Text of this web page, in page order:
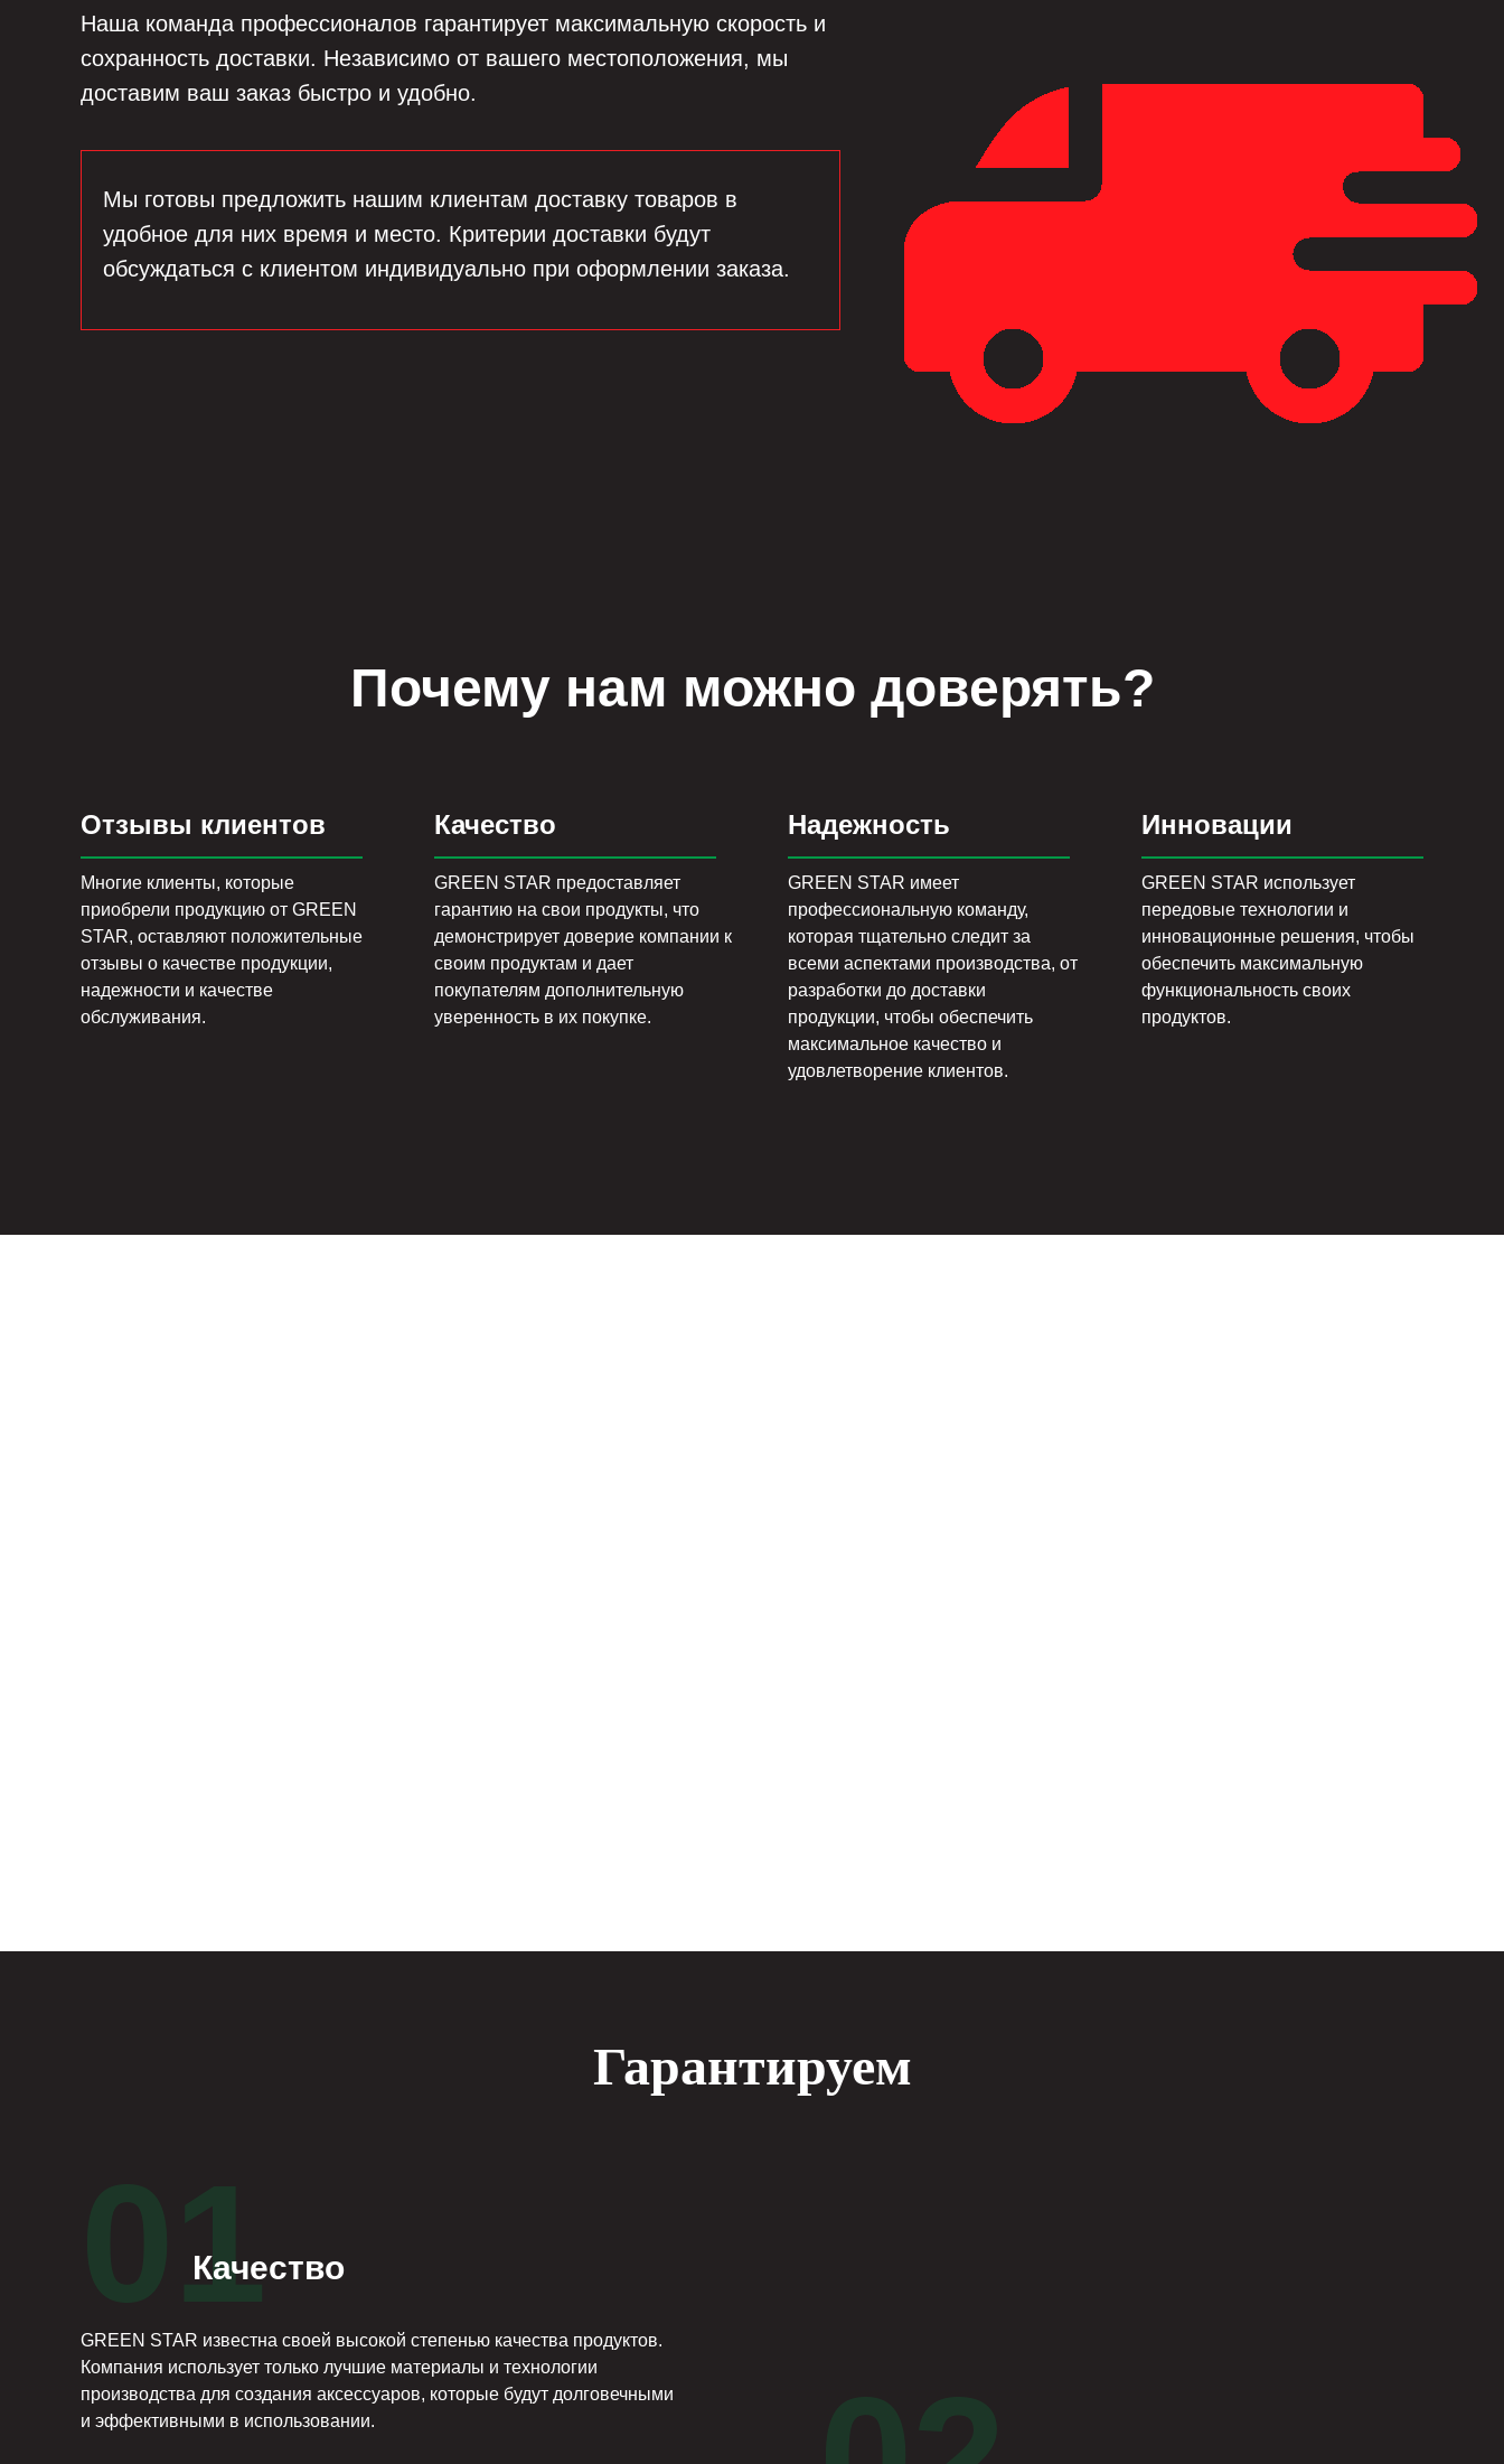
Мы готовы предложить нашим клиентам доставку товаров в
удобное для них время и место. Критерии доставки будут
обсуждаться с клиентом индивидуально при оформлении заказа.
Наша команда профессионалов гарантирует максимальную скорость и
сохранность доставки. Независимо от вашего местоположения, мы
доставим ваш заказ быстро и удобно.
Почему нам можно доверять?
Отзывы клиентов
Многие клиенты, которые
приобрели продукцию от GREEN
STAR, оставляют положительные
отзывы о качестве продукции,
надежности и качестве
обслуживания.
Качество Надежность
GREEN STAR предоставляет
гарантию на свои продукты, что
демонстрирует доверие компании к
своим продуктам и дает
покупателям дополнительную
уверенность в их покупке.
Инновации
GREEN STAR имеет
профессиональную команду,
которая тщательно следит за
всеми аспектами производства, от
разработки до доставки
продукции, чтобы обеспечить
максимальное качество и
удовлетворение клиентов.
GREEN STAR использует
передовые технологии и
инновационные решения, чтобы
обеспечить максимальную
функциональность своих
продуктов.
Гарантируем
01Качество
GREEN STAR известна своей высокой степенью качества продуктов.
Компания использует только лучшие материалы и технологии
производства для создания аксессуаров, которые будут долговечными
и эффективными в использовании.